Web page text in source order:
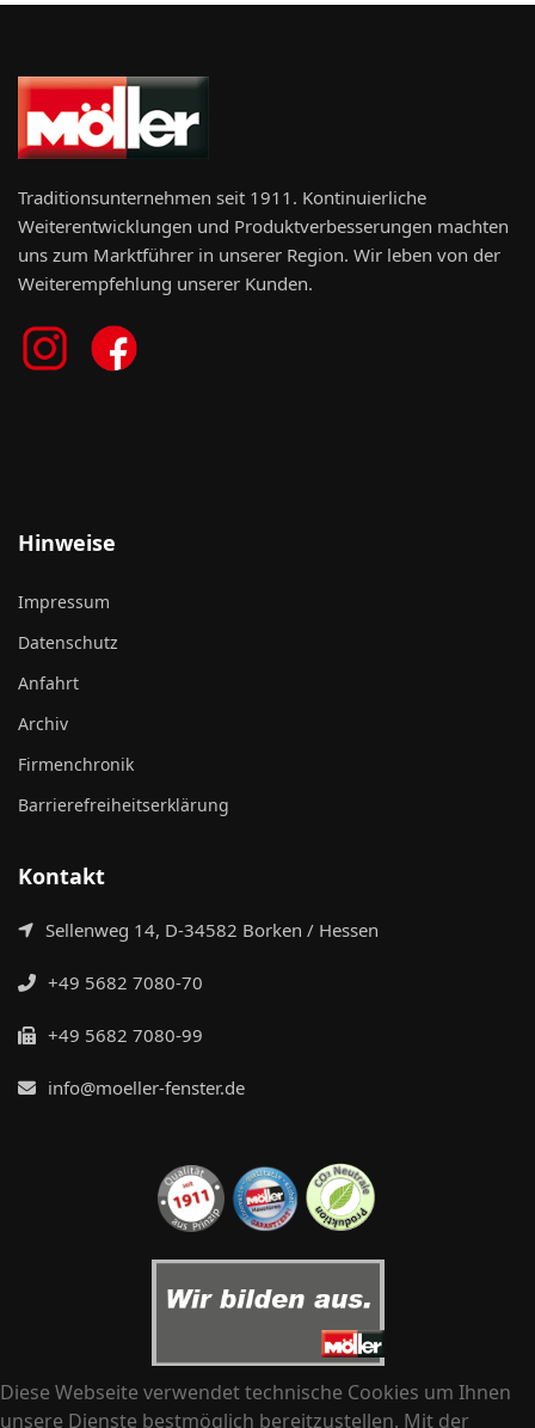
Traditionsunternehmen seit 1911. Kontinuierliche
Weiterentwicklungen und Produktverbesserungen machten
uns zum Marktführer in unserer Region. Wir leben von der
Weiterempfehlung unserer Kunden.
Hinweise
Impressum
Datenschutz
Anfahrt
Archiv
Firmenchronik
Barrierefreiheitserklärung
Kontakt
Sellenweg 14, D-34582 Borken / Hessen
+49 5682 7080-70
+49 5682 7080-99
info@moeller-fenster.de
Diese Webseite verwendet technische Cookies um Ihnen
unsere Dienste bestmöglich bereitzustellen. Mit der